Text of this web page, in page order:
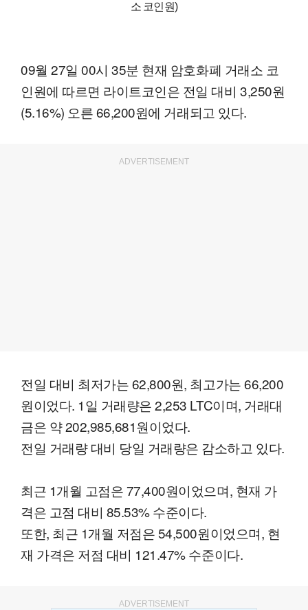
소 코인원)
09월 27일 00시 35분 현재 암호화폐 거래소 코
인원에 따르면 라이트코인은 전일 대비 3,250원
(5.16%) 오른 66,200원에 거래되고 있다.
ADVERTISEMENT
전일 대비 최저가는 62,800원, 최고가는 66,200
원이었다. 1일 거래량은 2,253 LTC이며, 거래대
금은 약 202,985,681원이었다.
전일 거래량 대비 당일 거래량은 감소하고 있다.
최근 1개월 고점은 77,400원이었으며, 현재 가
격은 고점 대비 85.53% 수준이다.
또한, 최근 1개월 저점은 54,500원이었으며, 현
재 가격은 저점 대비 121.47% 수준이다.
ADVERTISEMENT